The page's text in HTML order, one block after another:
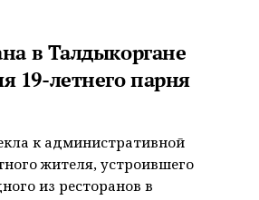
в Талдыкоргане
19-летнего парня
к административной
жителя, устроившего
из ресторанов в